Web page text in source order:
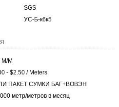
SGS
УС-Б-к6к5
М/М
- $2.50 / Meters
ПАКЕТ СУМКИ БАГ+ВОВЭН
метр/метров в месяц